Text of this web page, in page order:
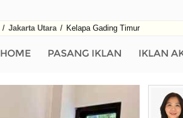
/ Jakarta Utara / Kelapa Gading Timur
HOME PASANG IKLAN IKLAN